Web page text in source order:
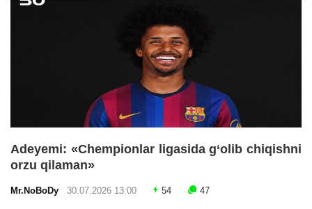
Adeyemi: «Chempionlar ligasida g‘olib chiqishni
orzu qilaman»
Mr.NoBoDy 30.07.2026 13:00 54 47